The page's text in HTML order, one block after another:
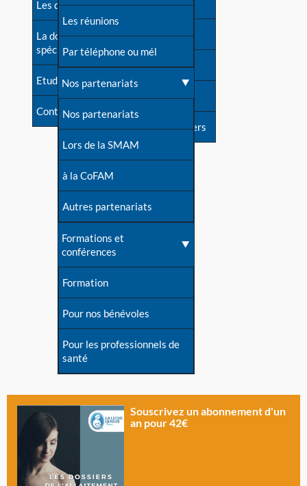
Mythes et vérités
Devenir animatrice ?
Une question sur le site
Les dossiers de l'allaitement
La documentation
spécialisée
Etudes récentes
Contact
Dossier de presse
Soutenir LLL
Livre d'or
Forum
S'inscrire à nos newsletters
Les réunions
Par téléphone ou mél
Nos partenariats
Nos partenariats
Lors de la SMAM
à la CoFAM
Autres partenariats
Formations et
conférences
Formation
Pour nos bénévoles
Pour les professionnels de
santé
Souscrivez un abonnement d'un
an pour 42€